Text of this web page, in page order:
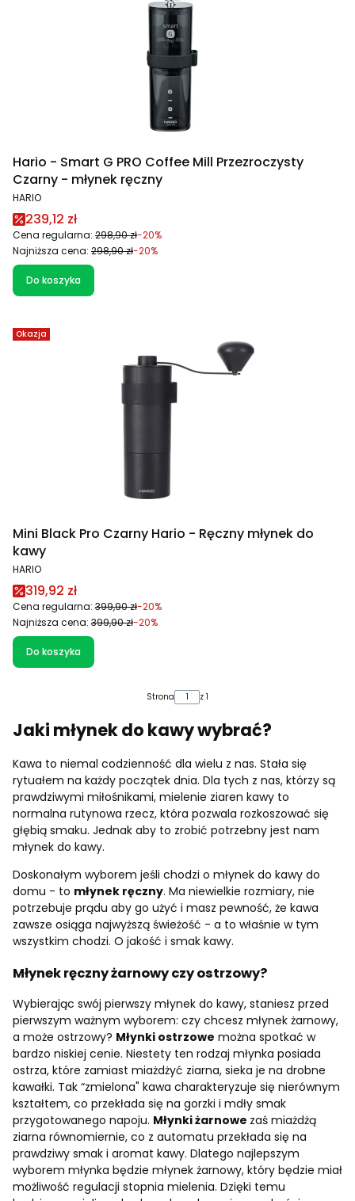
Hario - Smart G PRO Coffee Mill Przezroczysty
Czarny - młynek ręczny
PRODUCENT
HARIO
Cena promocyjna
239,12 zł
Cena regularna: 298,90 zł-20%
Najniższa cena: 298,90 zł-20%
Do koszyka
Okazja
Mini Black Pro Czarny Hario - Ręczny młynek do
kawy
PRODUCENT
HARIO
Cena promocyjna
319,92 zł
Cena regularna: 399,90 zł-20%
Najniższa cena: 399,90 zł-20%
Do koszyka
Strona z 1
Jaki młynek do kawy wybrać?
Kawa to niemal codzienność dla wielu z nas. Stała się
rytuałem na każdy początek dnia. Dla tych z nas, którzy są
prawdziwymi miłośnikami, mielenie ziaren kawy to
normalna rutynowa rzecz, która pozwala rozkoszować się
głębią smaku. Jednak aby to zrobić potrzebny jest nam
młynek do kawy.
Doskonałym wyborem jeśli chodzi o młynek do kawy do
domu - to młynek ręczny. Ma niewielkie rozmiary, nie
potrzebuje prądu aby go użyć i masz pewność, że kawa
zawsze osiąga najwyższą świeżość - a to właśnie w tym
wszystkim chodzi. O jakość i smak kawy.
Młynek ręczny żarnowy czy ostrzowy?
Wybierając swój pierwszy młynek do kawy, staniesz przed
pierwszym ważnym wyborem: czy chcesz młynek żarnowy,
a może ostrzowy? Młynki ostrzowe można spotkać w
bardzo niskiej cenie. Niestety ten rodzaj młynka posiada
ostrza, które zamiast miażdżyć ziarna, sieka je na drobne
kawałki. Tak “zmielona" kawa charakteryzuje się nierównym
kształtem, co przekłada się na gorzki i mdły smak
przygotowanego napoju. Młynki żarnowe zaś miażdżą
ziarna równomiernie, co z automatu przekłada się na
prawdziwy smak i aromat kawy. Dlatego najlepszym
wyborem młynka będzie młynek żarnowy, który będzie miał
możliwość regulacji stopnia mielenia. Dzięki temu